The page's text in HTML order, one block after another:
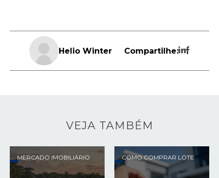
Helio Winter Compartilhe:
VEJA TAMBÉM
MERCADO IMOBILIÁRIO COMO COMPRAR LOTE